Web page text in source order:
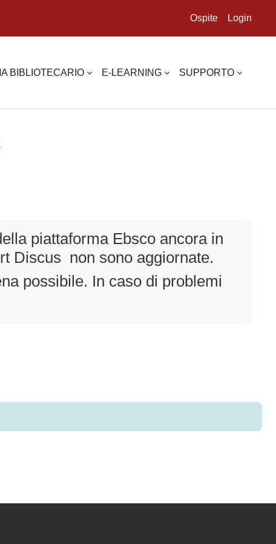
Ospite Login
BIBLIOTECARIO E-LEARNING SUPPORTO
piattaforma Ebsco ancora in
Discus non sono aggiornate.
possibile. In caso di problemi